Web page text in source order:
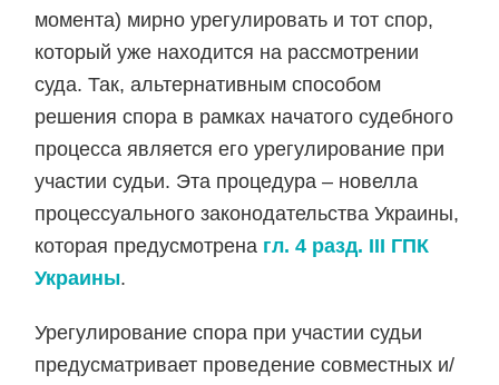
момента) мирно урегулировать и тот спор,
который уже находится на рассмотрении
суда. Так, альтернативным способом
решения спора в рамках начатого судебного
процесса является его урегулирование при
участии судьи. Эта процедура – новелла
процессуального законодательства Украины,
которая предусмотрена гл. 4 разд. ІІІ ГПК
Украины.
Урегулирование спора при участии судьи
предусматривает проведение совместных и/